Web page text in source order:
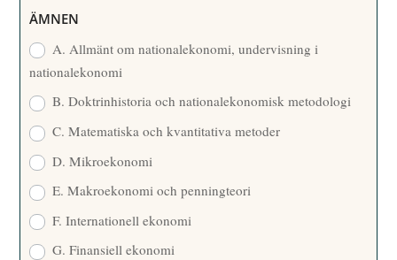
R
ÄMNEN
A. Allmänt om nationalekonomi, undervisning i
nationalekonomi
B. Doktrinhistoria och nationalekonomisk metodologi
C. Matematiska och kvantitativa metoder
D. Mikroekonomi
E. Makroekonomi och penningteori
F. Internationell ekonomi
G. Finansiell ekonomi